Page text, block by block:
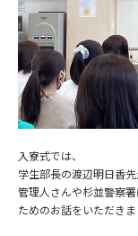
入寮式では、
学生部長の渡辺明日香
管理人さんや杉並警察
ためのお話をいただきま